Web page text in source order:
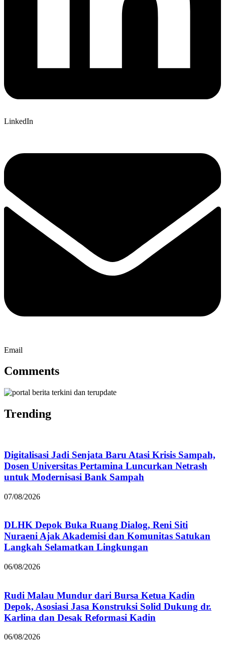
LinkedIn
Email
Comments
Trending
Digitalisasi Jadi Senjata Baru Atasi Krisis Sampah,
Dosen Universitas Pertamina Luncurkan Netrash
untuk Modernisasi Bank Sampah
07/08/2026
DLHK Depok Buka Ruang Dialog, Reni Siti
Nuraeni Ajak Akademisi dan Komunitas Satukan
Langkah Selamatkan Lingkungan
06/08/2026
Rudi Malau Mundur dari Bursa Ketua Kadin
Depok, Asosiasi Jasa Konstruksi Solid Dukung dr.
Karlina dan Desak Reformasi Kadin
06/08/2026